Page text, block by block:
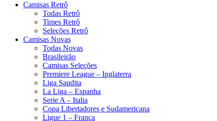
Camisas Retrô
Todas Retrô
Times Retrô
Seleções Retrô
Camisas Novas
Todas Novas
Brasileirão
Camisas Seleções
Premiere League – Inglaterra
Liga Saudita
La Liga – Espanha
Serie A – Italia
Copa Libertadores e Sudamericana
Ligue 1 – França